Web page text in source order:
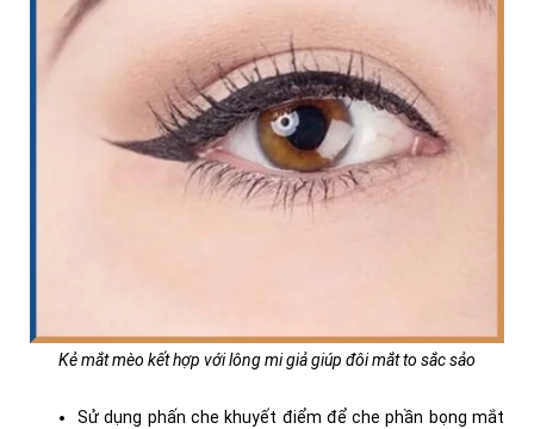
Kẻ mắt mèo kết hợp với lông mi giả giúp đôi mắt to sắc sảo
Sử dụng phấn che khuyết điểm để che phần bọng mắt